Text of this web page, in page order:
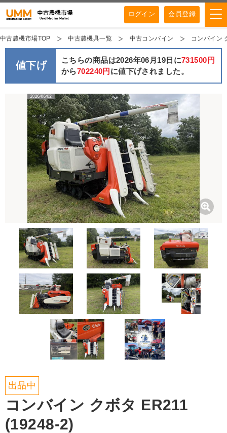
ログイン 会員登録
中古農機市場TOP 中古農機具一覧 中古コンバイン コンバイン
値下げ こちらの商品は2026年06月19日に731500円
から702240円 に値下げされました。
出品中
コンバイン クボタ ER211
(19248-2)